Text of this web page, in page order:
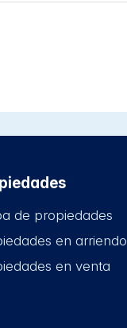
de propiedades
en arriendo
en venta